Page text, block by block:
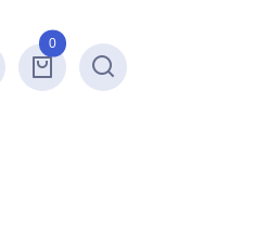
0
Recherche